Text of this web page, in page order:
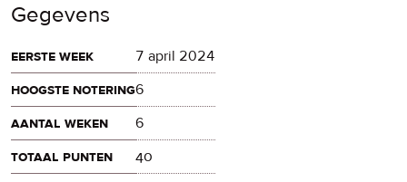
Gegevens
eerste week
7 april 2024
hoogste notering6
aantal weken
6
totaal punten
40